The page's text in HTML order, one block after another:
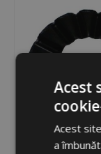
Acest
Acest
a